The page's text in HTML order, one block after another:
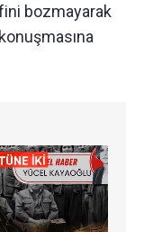
bozmayarak